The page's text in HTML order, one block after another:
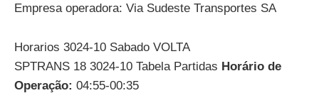
Empresa operadora: Via Sudeste Transportes SA
Horarios 3024-10 Sabado VOLTA
SPTRANS 18 3024-10 Tabela Partidas Horário de
Operação: 04:55-00:35